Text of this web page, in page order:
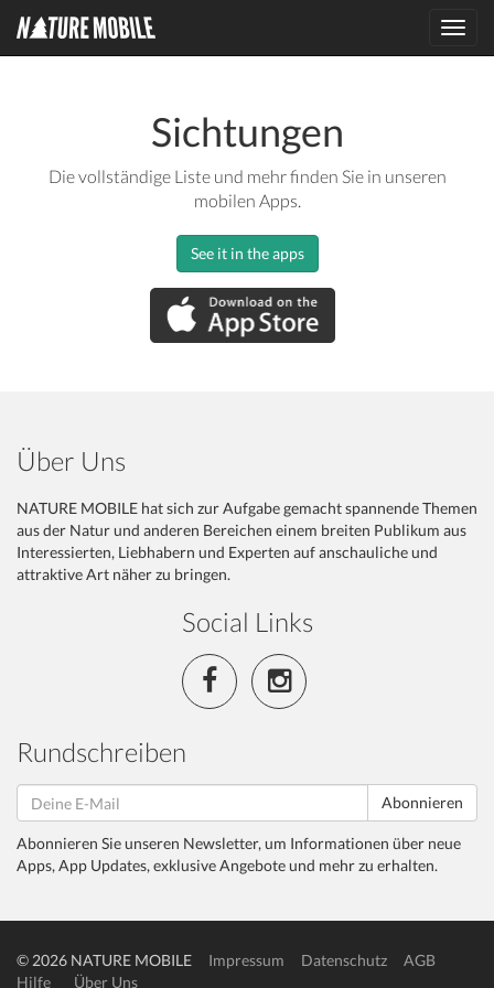
Sichtungen
Die vollständige Liste und mehr finden Sie in unseren
mobilen Apps.
See it in the apps
Über Uns
NATURE MOBILE hat sich zur Aufgabe gemacht spannende Themen
aus der Natur und anderen Bereichen einem breiten Publikum aus
Interessierten, Liebhabern und Experten auf anschauliche und
attraktive Art näher zu bringen.
Social Links
Rundschreiben
Abonnieren
Abonnieren Sie unseren Newsletter, um Informationen über neue
Apps, App Updates, exklusive Angebote und mehr zu erhalten.
© 2026 NATURE MOBILE Impressum Datenschutz
AGB
Hilfe
Über Uns